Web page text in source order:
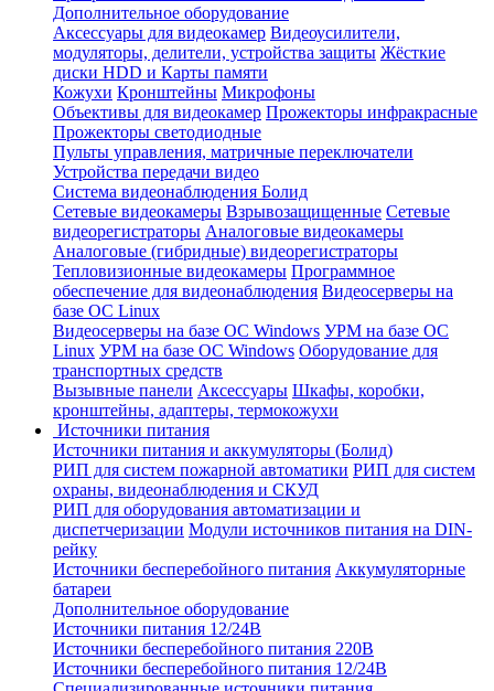
Дополнительное оборудование
Аксессуары для видеокамер Видеоусилители,
модуляторы, делители, устройства защиты Жёсткие
диски HDD и Карты памяти
Кожухи Кронштейны Микрофоны
Объективы для видеокамер Прожекторы инфракрасные
Прожекторы светодиодные
Пульты управления, матричные переключатели
Устройства передачи видео
Система видеонаблюдения Болид
Сетевые видеокамеры Взрывозащищенные Сетевые
видеорегистраторы Аналоговые видеокамеры
Аналоговые (гибридные) видеорегистраторы
Тепловизионные видеокамеры Программное
обеспечение для видеонаблюдения Видеосерверы на
базе ОС Linux
Видеосерверы на базе ОС Windows УРМ на базе ОС
Linux УРМ на базе ОС Windows Оборудование для
транспортных средств
Вызывные панели Аксессуары Шкафы, коробки,
кронштейны, адаптеры, термокожухи
Источники питания
Источники питания и аккумуляторы (Болид)
РИП для систем пожарной автоматики РИП для систем
охраны, видеонаблюдения и СКУД
РИП для оборудования автоматизации и
диспетчеризации Модули источников питания на DIN-
рейку
Источники бесперебойного питания Аккумуляторные
батареи
Дополнительное оборудование
Источники питания 12/24В
Источники бесперебойного питания 220В
Источники бесперебойного питания 12/24В